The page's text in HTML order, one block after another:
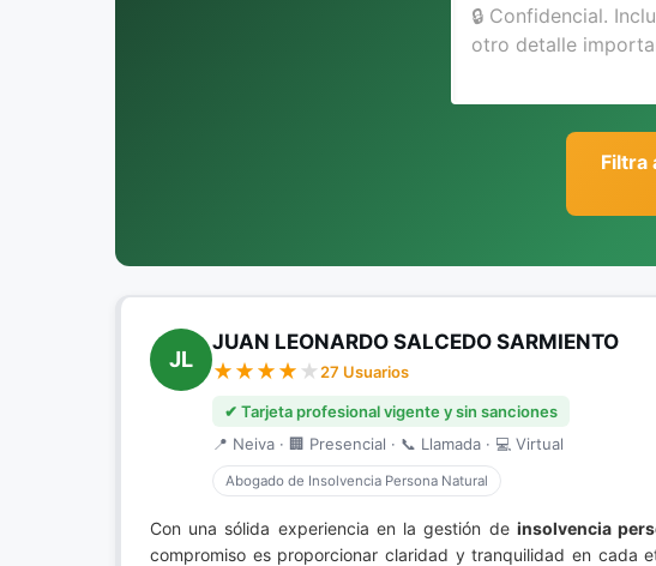
Filtra
JL
JUAN LEONARDO SALCEDO SARMIENTO
27 Usuarios
✔ Tarjeta profesional vigente y sin sanciones
📍 Neiva · 🏢 Presencial · 📞 Llamada · 💻 Virtual
Abogado de Insolvencia Persona Natural
Con una sólida experiencia en la gestión de insolvencia
compromiso es proporcionar claridad y tranquilidad en cada